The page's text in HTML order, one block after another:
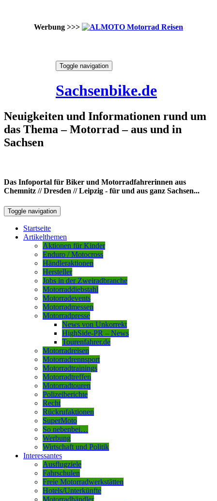
Werbung >>>
Toggle navigation
Sachsenbike.de
Neuigkeiten und Informationen rund um
das Thema – Motorrad – aus und in
Sachsen
Das Infoportal für Biker und Motorradfahrerinnen aus
Chemnitz // Dresden // Leipzig - für und aus ganz Sachsen...
Toggle navigation
Startseite
Artikelthemen
Aktionen für Kinder
Enduro / Motocross
Händleraktionen
Hersteller
Jobs in der Zweiradbranche
Motorraddiebstahl
Motorradevents
Motorradmessen
Motorradpresse
News von Unkorrekt
HighSide-PR – News
Tourenfahrer.de
Motorradreisen
Motorradrennsport
Motorradtrainings
Motorradtreffen
Motorradtouren
Polizeiberichte
Recht
Rückrufaktionen
SuperMoto
So nebenbei…
Werbung
Wirtschaft und Politik
Interessantes
Ausflugziele
Fahrschulen
Freie Motorradwerkstätten
Hotels/Unterkünfte
Motorradhändler